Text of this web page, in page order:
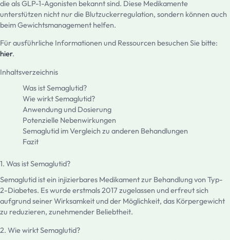
die als GLP-1-Agonisten bekannt sind. Diese Medikamente
unterstützen nicht nur die Blutzuckerregulation, sondern können auch
beim Gewichtsmanagement helfen.
Für ausführliche Informationen und Ressourcen besuchen Sie bitte:
hier.
Inhaltsverzeichnis
Was ist Semaglutid?
Wie wirkt Semaglutid?
Anwendung und Dosierung
Potenzielle Nebenwirkungen
Semaglutid im Vergleich zu anderen Behandlungen
Fazit
1. Was ist Semaglutid?
Semaglutid ist ein injizierbares Medikament zur Behandlung von Typ-
2-Diabetes. Es wurde erstmals 2017 zugelassen und erfreut sich
aufgrund seiner Wirksamkeit und der Möglichkeit, das Körpergewicht
zu reduzieren, zunehmender Beliebtheit.
2. Wie wirkt Semaglutid?